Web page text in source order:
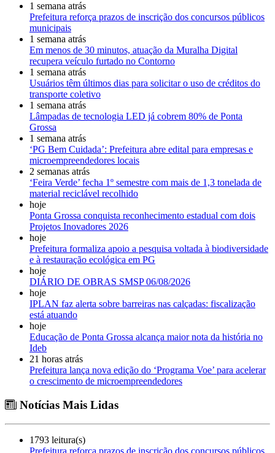
1 semana atrás
Prefeitura reforça prazos de inscrição dos concursos públicos
municipais
1 semana atrás
Em menos de 30 minutos, atuação da Muralha Digital
recupera veículo furtado no Contorno
1 semana atrás
Usuários têm últimos dias para solicitar o uso de créditos do
transporte coletivo
1 semana atrás
Lâmpadas de tecnologia LED já cobrem 80% de Ponta
Grossa
1 semana atrás
‘PG Bem Cuidada’: Prefeitura abre edital para empresas e
microempreendedores locais
2 semanas atrás
‘Feira Verde’ fecha 1º semestre com mais de 1,3 tonelada de
material reciclável recolhido
hoje
Ponta Grossa conquista reconhecimento estadual com dois
Projetos Inovadores 2026
hoje
Prefeitura formaliza apoio a pesquisa voltada à biodiversidade
e à restauração ecológica em PG
hoje
DIÁRIO DE OBRAS SMSP 06/08/2026
hoje
IPLAN faz alerta sobre barreiras nas calçadas: fiscalização
está atuando
hoje
Educação de Ponta Grossa alcança maior nota da história no
Ideb
21 horas atrás
Prefeitura lança nova edição do ‘Programa Voe’ para acelerar
o crescimento de microempreendedores
Notícias Mais Lidas
1793 leitura(s)
Prefeitura reforça prazos de inscrição dos concursos públicos